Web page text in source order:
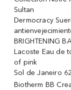
Sultan
Dermocracy
BRIGHTENING
Lacoste Eau de
of pink
Sol de Janeiro 62
Biotherm BB